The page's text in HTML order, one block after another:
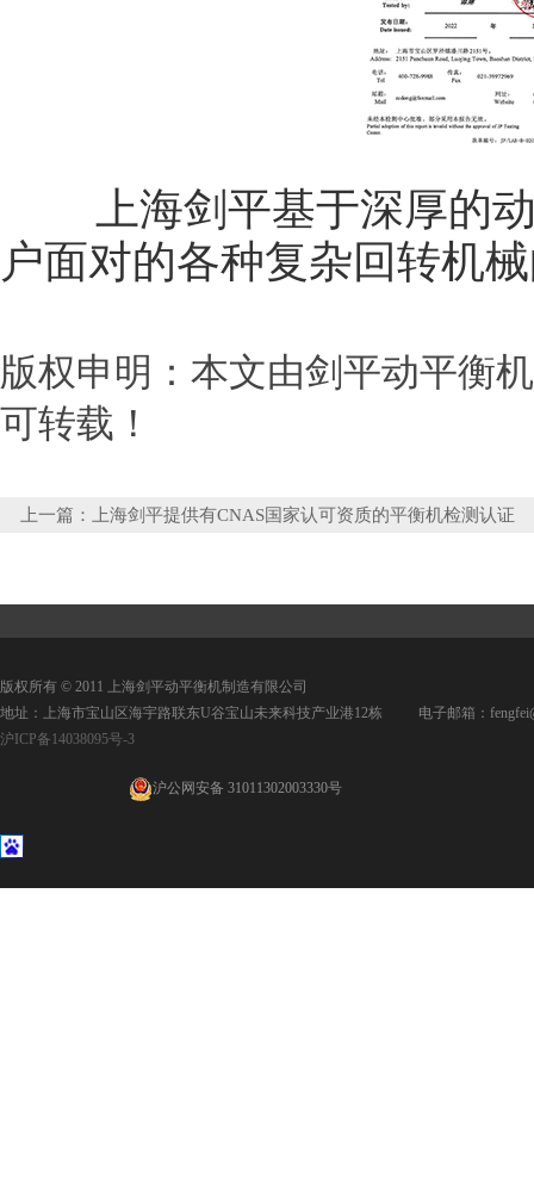
上海剑平基于深厚的动
户面对的各种复杂回转机
版权申明：本文由剑平动平衡
可转载！
上一篇： 上海剑平提供有CNAS国家认可资质的平衡机检测认证
版权所有 © 2011 上海剑平动平衡机制造有限公司
地址：上海市宝山区海宇路联东U谷宝山未来科技产业港12栋 电子邮箱：
沪ICP备14038095号-3
沪公网安备 31011302003330号